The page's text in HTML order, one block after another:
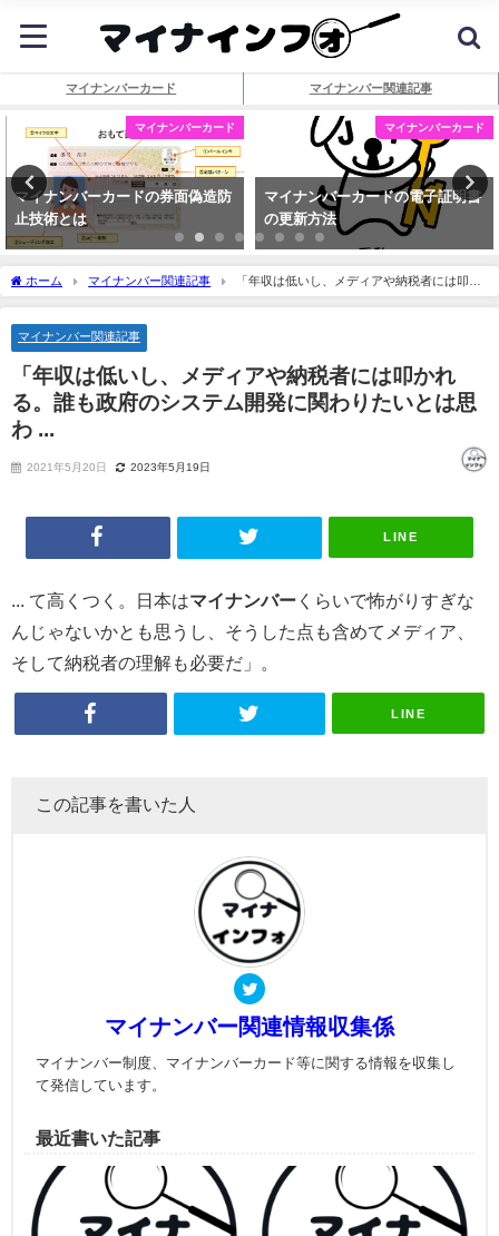
マイナンバーカード マイナンバー関連記事
マイナンバーカード
マイナンバーカードの券面偽造防
止技術とは
マイナンバーカード
マイナンバーカードの電子証明書
の更新方法
ホーム マイナンバー関連記事
「年収は低いし、メディアや納税者には叩か
れる。誰も政府のシステム開発に関わりたいとは思わ ...
マイナンバー関連記事
「年収は低いし、メディアや納税者には叩かれ
る。誰も政府のシステム開発に関わりたいとは思
わ ...
2021年5月20日 2023年5月19日
LINE
... て高くつく。日本はマイナンバー くらいで怖がりすぎな
んじゃないかとも思うし、そうした点も含めてメディア、
そして納税者の理解も必要だ」。
LINE
この記事を書いた人
マイナンバー関連情報収集係
マイナンバー制度、マイナンバーカード等に関する情報を収集し
て発信しています。
最近書いた記事